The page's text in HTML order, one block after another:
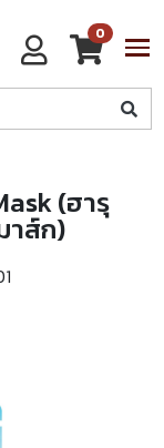
0
(ฮารุ
าส์ก)